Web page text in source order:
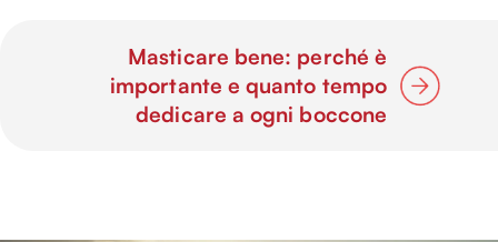
Masticare bene: perché è
importante e quanto tempo
dedicare a ogni boccone